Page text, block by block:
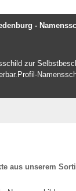
-
zur
aus unserem